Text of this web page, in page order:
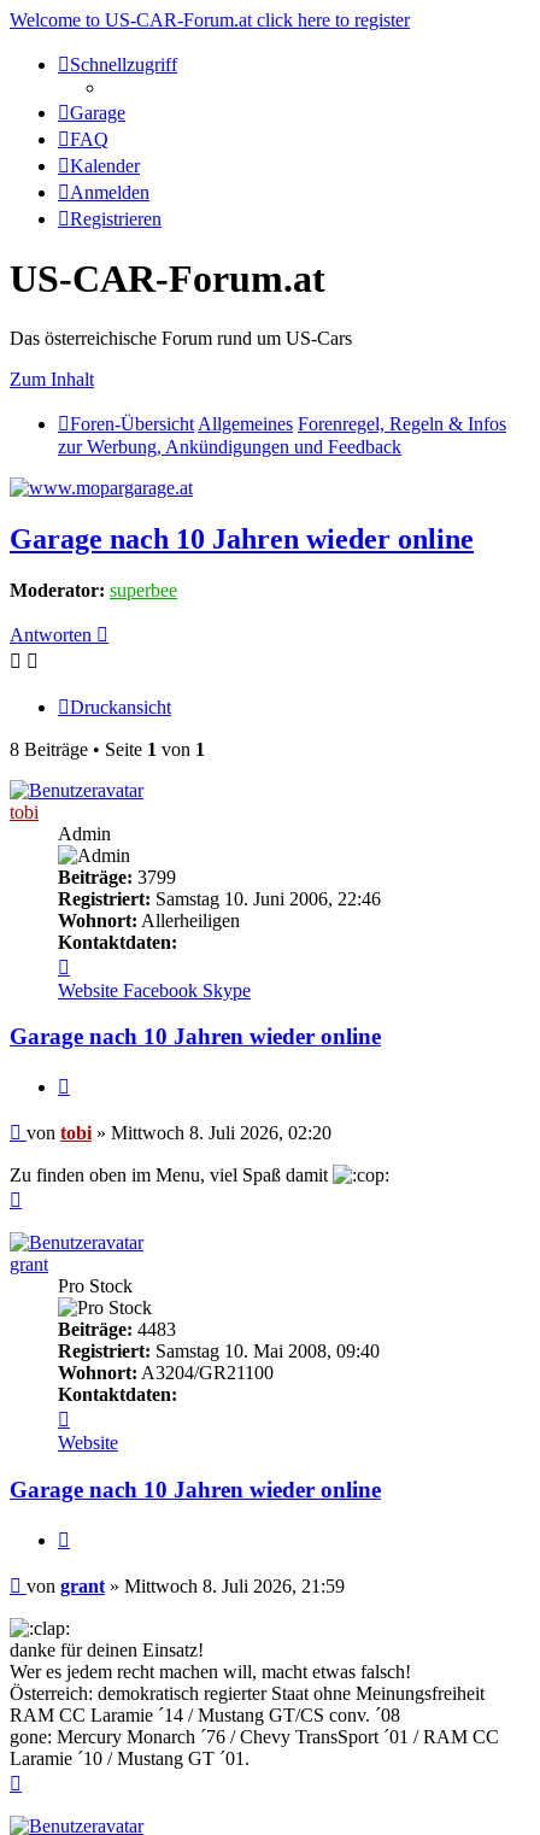
Welcome to US-CAR-Forum.at click here to register
Schnellzugriff
Garage
FAQ
Kalender
Anmelden
Registrieren
US-CAR-Forum.at
Das österreichische Forum rund um US-Cars
Zum Inhalt
Foren-Übersicht Allgemeines Forenregel, Regeln & Infos
zur Werbung, Ankündigungen und Feedback
Garage nach 10 Jahren wieder online
Moderator: superbee
Antworten
Druckansicht
8 Beiträge • Seite 1 von 1
tobi
Admin
Beiträge: 3799
Registriert: Samstag 10. Juni 2006, 22:46
Wohnort: Allerheiligen
Kontaktdaten:
von
tobi
Website Facebook Skype
Garage nach 10 Jahren wieder online
Beitrag
von tobi » Mittwoch 8. Juli 2026, 02:20
Zu finden oben im Menu, viel Spaß damit
grant
Pro Stock
Beiträge: 4483
Registriert: Samstag 10. Mai 2008, 09:40
Wohnort: A3204/GR21100
Kontaktdaten:
von
grant
Website
Garage nach 10 Jahren wieder online
Beitrag
von grant » Mittwoch 8. Juli 2026, 21:59
danke für deinen Einsatz!
Wer es jedem recht machen will, macht etwas falsch!
Österreich: demokratisch regierter Staat ohne Meinungsfreiheit
RAM CC Laramie ´14 / Mustang GT/CS conv. ´08
gone: Mercury Monarch ´76 / Chevy TransSport ´01 / RAM CC
Laramie ´10 / Mustang GT ´01.